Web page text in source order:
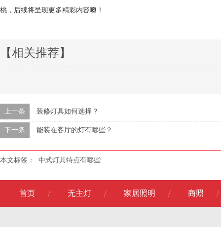
桃，后续将呈现更多精彩内容噢！
【相关推荐】
上一条 装修灯具如何选择？
下一条 能装在客厅的灯有哪些？
本文标签： 中式灯具特点有哪些
首页 无主灯 家居照明 商照